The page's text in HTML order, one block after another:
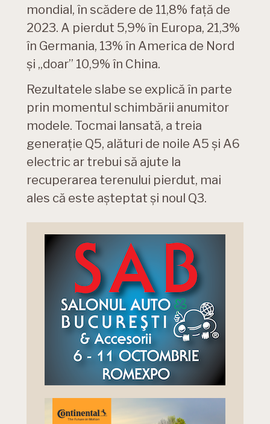
mondial, în scădere de 11,8% față de
2023. A pierdut 5,9% în Europa, 21,3%
în Germania, 13% în America de Nord
și „doar” 10,9% în China.
Rezultatele slabe se explică în parte
prin momentul schimbării anumitor
modele. Tocmai lansată, a treia
generație Q5, alături de noile A5 și A6
electric ar trebui să ajute la
recuperarea terenului pierdut, mai
ales că este așteptat și noul Q3.